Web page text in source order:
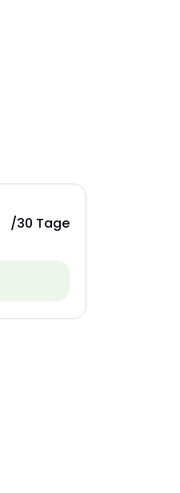
/30 Tage